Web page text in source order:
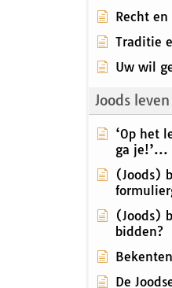
Recht
Traditie
Uw wil
Joods leven
‘Op het
ga je!’...
(Joods)
(Joods)
bidden?
De